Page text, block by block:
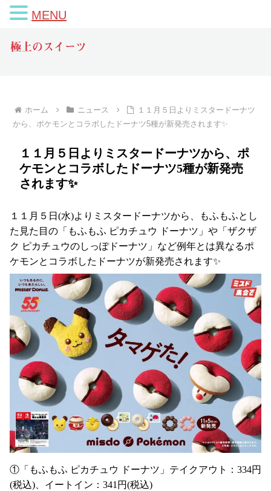
極上のスイーツ
ホーム ニュース
１１月５日よりミスタードーナツ
から、ポケモンとコラボしたドーナツ5種が新発売されます✨
１１月５日よりミスタードーナツから、ポ
ケモンとコラボしたドーナツ5種が新発売
されます✨
１１月５日(水)よりミスタードーナツから、もふもふとし
た見た目の「もふもふ ピカチュウ ドーナツ」や「ザクザ
ク ピカチュウのしっぽドーナツ」など例年とは異なるポ
ケモンとコラボしたドーナツが新発売されます✨
①「もふもふ ピカチュウ ドーナツ」テイクアウト：334円
(税込)、イートイン：341円(税込)
MENU